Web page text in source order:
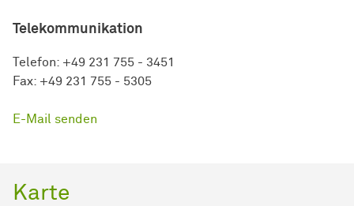
Telekommunikation
Telefon: +49 231 755 - 3451
Fax: +49 231 755 - 5305
E-Mail senden
Karte